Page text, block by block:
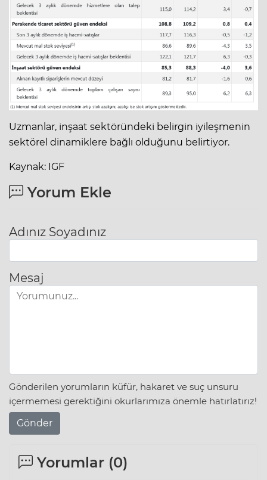
Uzmanlar, inşaat sektöründeki belirgin iyileşmenin
sektörel dinamiklere bağlı olduğunu belirtiyor.
Kaynak: IGF
Yorum Ekle
Adınız Soyadınız
Mesaj
Gönderilen yorumların küfür, hakaret ve suç unsuru
içermemesi gerektiğini okurlarımıza önemle hatırlatırız!
Gönder
Yorumlar (0)